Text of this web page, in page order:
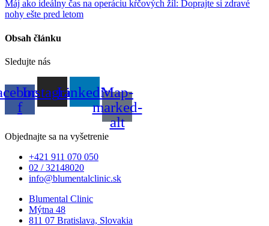
Máj ako ideálny čas na operáciu kŕčových žíl: Doprajte si zdravé
nohy ešte pred letom
Obsah článku
Sledujte nás
f
InstagramLinkedinMap-
marked-
alt
Objednajte sa na vyšetrenie
+421 911 070 050
02 / 32148020
info@blumentalclinic.sk
Blumental Clinic
Mýtna 48
811 07 Bratislava, Slovakia